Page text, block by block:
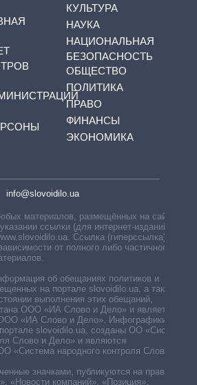
КУЛЬТУРА
НАУКА
НАЦИОНАЛЬНАЯ
БЕЗОПАСНОСТЬ
ОБЩЕСТВО
ПОЛИТИКА
ПРАВО
ФИНАНСЫ
ЭКОНОМИКА
info@slovoidilo.ua
материалов, размещённых на сайте,
ссылки (для интернет-изданий —
Ссылка (гиперссылка)
от полного либо частичного
об обещаниях политиков и
на портале slovoidilo.ua, а также
выполнения этих обещаний,
ООО «ИА Слово и Дело» и является
«ИА Слово и Дело». Инфографики,
slovoidilo.ua, созданы ОО «Система
Слово и Дело» и являются
«Система народного контроля Слово и
значками, публикуются на правах
«Новости компаний», «Позиция»,